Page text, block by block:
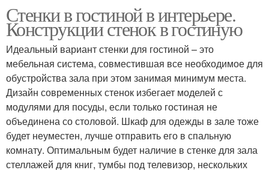
Стенки в гостиной в интерьере.
Конструкции стенок в гостиную
Идеальный вариант стенки для гостиной – это
мебельная система, совместившая все необходимое для
обустройства зала при этом занимая минимум места.
Дизайн современных стенок избегает моделей с
модулями для посуды, если только гостиная не
объединена со столовой. Шкаф для одежды в зале тоже
будет неуместен, лучше отправить его в спальную
комнату. Оптимальным будет наличие в стенке для зала
стеллажей для книг, тумбы под телевизор, нескольких